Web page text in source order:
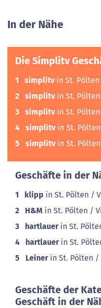
In der Nähe
Die Simplitv
1 simplitvin St.
2 simplitvin St.
3 simplitvin St.
4 simplitvin St.
5 simplitvin St.
Geschäfte in der
1 klipp in St. Pölten /
2 H&M in St. Pölten /
3 hartlauerin St.
4 hartlauerin St.
5 Leinerin St. Pölten /
Geschäfte der
Geschäft in der